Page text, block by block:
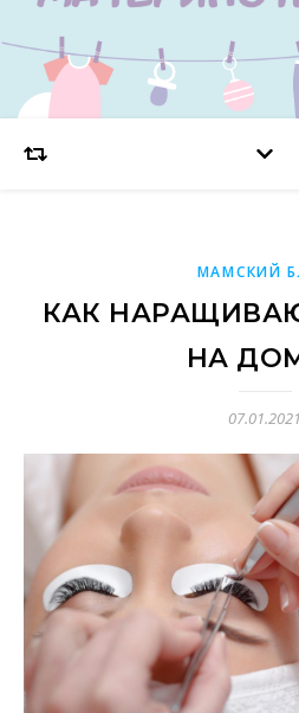
МАМСКИЙ
КАК
НА
07.01.2021